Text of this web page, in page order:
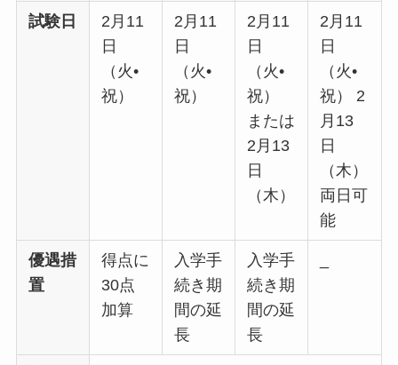
試験日
2月11
日
（火•
祝）
2月11
日
（火•
祝）
2月11
日
（火•
祝）
または
2月13
日
（木）
2月11
日
（火•
祝） 2
月13
日
（木）
両日可
能
優遇措
置
得点に
30点
加算
入学手
続き期
間の延
長
入学手
続き期
間の延
長